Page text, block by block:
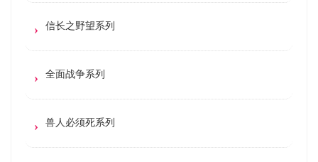
信长之野望系列
全面战争系列
兽人必须死系列